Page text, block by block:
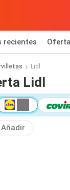
recientes
Lidl
Lidl
Añadir